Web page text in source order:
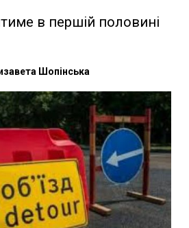
в першій половині
Шопінська